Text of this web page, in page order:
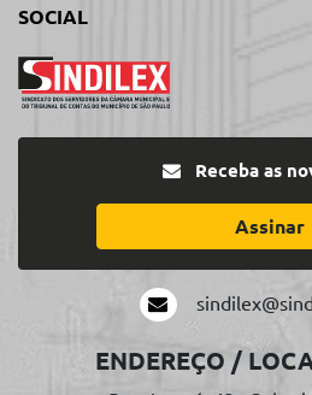
SOCIAL
Receba as
Assinar
ENDEREÇO /